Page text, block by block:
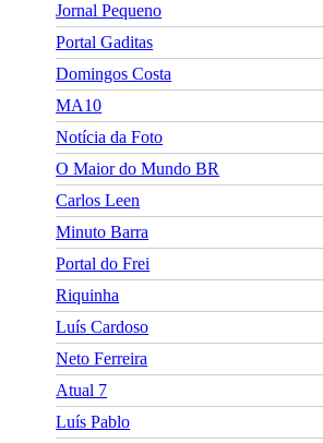
Jornal Pequeno
Portal Gaditas
Domingos Costa
MA10
Notícia da Foto
O Maior do Mundo BR
Carlos Leen
Minuto Barra
Portal do Frei
Riquinha
Luís Cardoso
Neto Ferreira
Atual 7
Luís Pablo